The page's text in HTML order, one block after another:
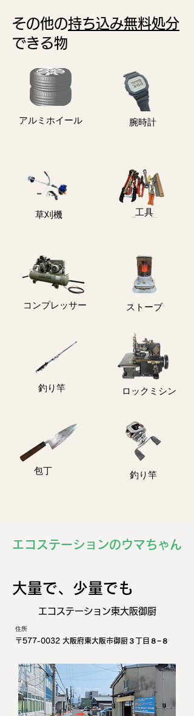
その他の持ち込み無料処分
できる物
アルミホイール ​腕時計
​草刈機 ​工具
コンプレッサー ストーブ
釣り竿 ロックミシン
包丁 釣り竿
エコステーションのウマちゃん
​大量で、少量でも
エコステーション東大阪御厨
住所
〒577-0032 大阪府東大阪市御厨３丁目８−８